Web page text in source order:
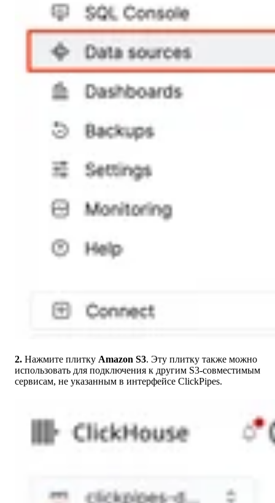
2. Нажмите плитку Amazon S3. Эту плитку также можно
использовать для подключения к другим S3-совместимым
сервисам, не указанным в интерфейсе ClickPipes.